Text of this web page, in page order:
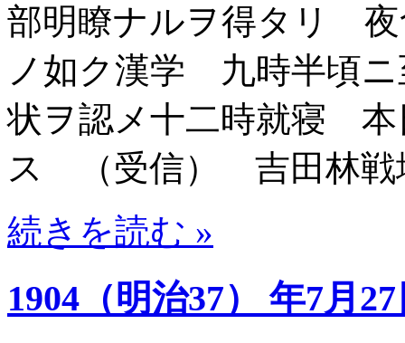
部明瞭ナルヲ得タリ
ノ如ク漢学 九時半頃
状ヲ認メ十二時就寝 本
ス （受信） 吉田林戦
続きを読む »
1904（明治37） 年7月